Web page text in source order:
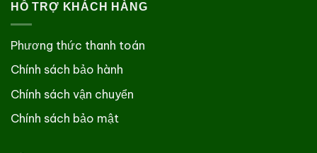
HỖ TRỢ KHÁCH HÀNG
Phương thức thanh toán
Chính sách bảo hành
Chính sách vận chuyển
Chính sách bảo mật